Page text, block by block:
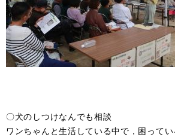
〇犬のしつけなんでも相談
ワンちゃんと生活している中で，困って